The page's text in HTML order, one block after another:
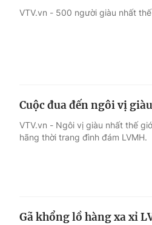
VTV.vn - 500 người giàu nhất
Cuộc đua đến ngôi vị
VTV.vn - Ngôi vị giàu nhất thế
hãng thời trang đình đám LVMH.
Gã khổng lồ hàng xa xỉ